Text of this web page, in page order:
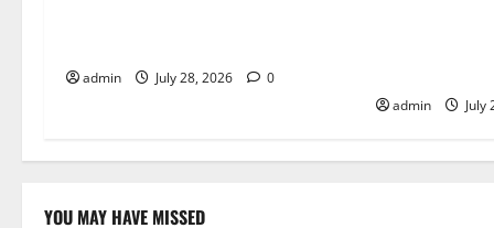
admin July 28, 2026 0
admin July
YOU MAY HAVE MISSED